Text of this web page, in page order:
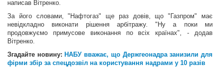
написав Вітренко.
За його словами, "Нафтогаз" ще раз довів, що "Газпром" має
невідкладно виконати рішення арбітражу. "Ну а поки ми
продовжуємо примусове виконання по всіх країнах", - додав
Вітренко.
Згадайте новину: НАБУ вважає, що Держгеонадра занизили для
фірми збір за спецдозвіл на користування надрами у 10 разів